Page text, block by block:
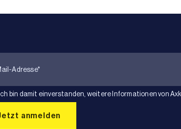
Ich bin damit einverstanden, weitere Informationen von